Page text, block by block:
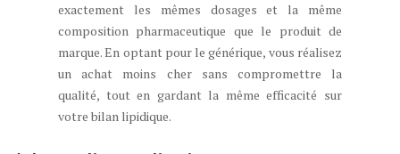
exactement les mêmes dosages et la même
composition pharmaceutique que le produit de
marque. En optant pour le générique, vous réalisez
un achat moins cher sans compromettre la
qualité, tout en gardant la même efficacité sur
votre bilan lipidique.